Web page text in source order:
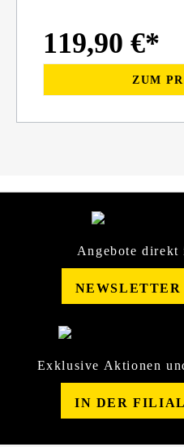
119,90 €*
ZUM
Angebote direkt
Exklusive Aktionen
IN DER